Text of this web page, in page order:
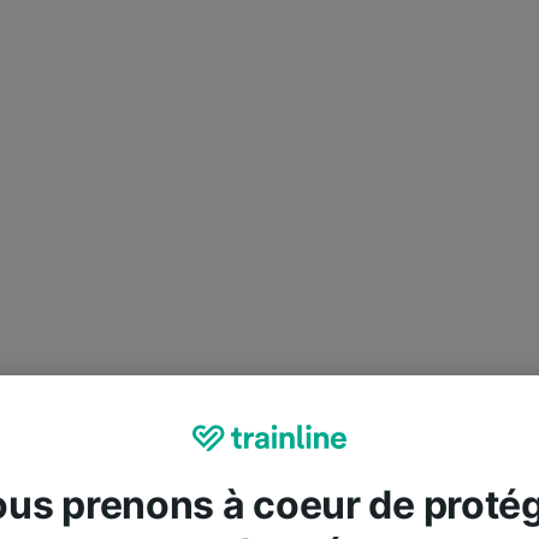
prenons à coeur de